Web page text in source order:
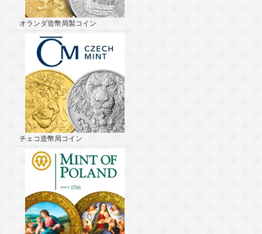
オランダ造幣局製コイン
チェコ造幣局コイン